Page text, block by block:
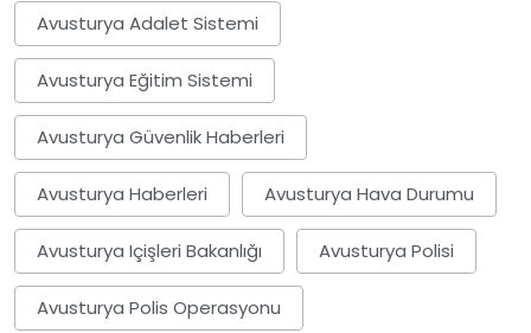
Avusturya Adalet Sistemi
Avusturya Eğitim Sistemi
Avusturya Güvenlik Haberleri
Avusturya Haberleri Avusturya Hava Durumu
Avusturya Içişleri Bakanlığı Avusturya Polisi
Avusturya Polis Operasyonu